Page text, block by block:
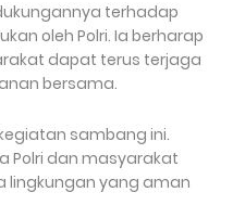
terhadap
oleh Polri. Ia berharap
dapat terus terjaga
bersama.
sambang ini.
Polri dan masyarakat
lingkungan yang aman